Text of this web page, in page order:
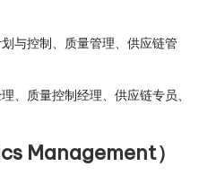
与控制、质量管理、供应链管
、质量控制经理、供应链专员、
Management）